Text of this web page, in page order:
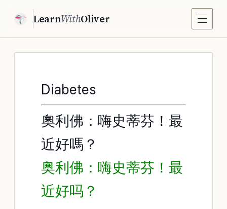
LearnWithOliver
Diabetes
奧利佛：嗨史蒂芬！最
近好嗎？
奥利佛：嗨史蒂芬！最
近好吗？